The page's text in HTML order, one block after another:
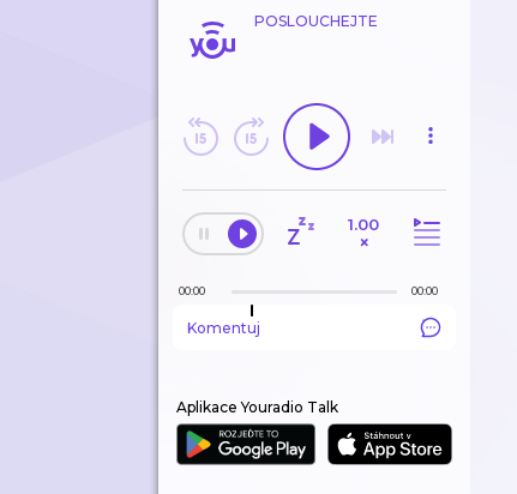
POSLOUCHEJTE
1.00
×
00:00 00:00
Komentuj
Aplikace Youradio Talk